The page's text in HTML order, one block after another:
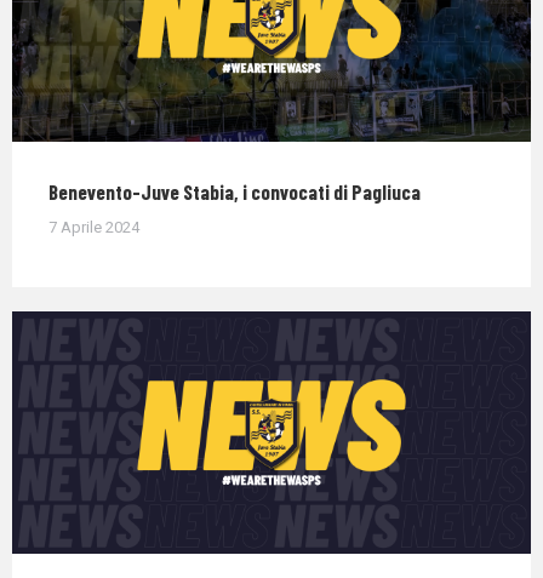
Benevento-Juve Stabia, i convocati di Pagliuca
7 Aprile 2024